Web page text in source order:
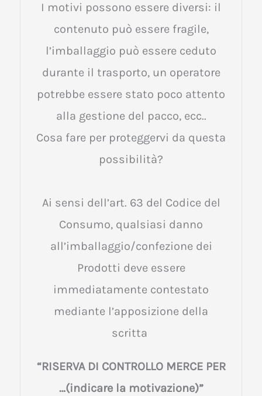
I motivi possono essere diversi: il
contenuto può essere fragile,
l’imballaggio può essere ceduto
durante il trasporto, un operatore
potrebbe essere stato poco attento
alla gestione del pacco, ecc..
Cosa fare per proteggervi da questa
possibilità?
Ai sensi dell’art. 63 del Codice del
Consumo, qualsiasi danno
all’imballaggio/confezione dei
Prodotti deve essere
immediatamente contestato
mediante l’apposizione della
scritta
“RISERVA DI CONTROLLO MERCE PER
…(indicare la motivazione)”